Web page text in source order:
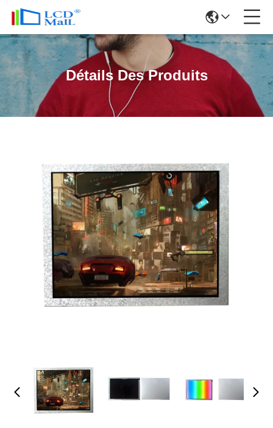
Détails Des Produits